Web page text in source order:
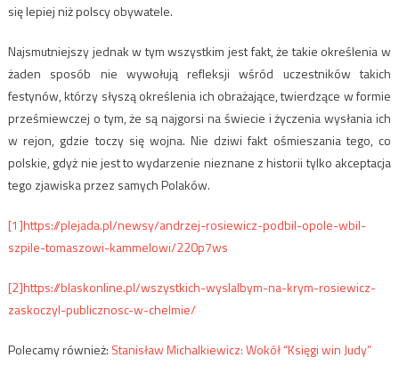
się lepiej niż polscy obywatele.
Najsmutniejszy jednak w tym wszystkim jest fakt, że takie określenia w
żaden sposób nie wywołują refleksji wśród uczestników takich
festynów, którzy słyszą określenia ich obrażające, twierdzące w formie
prześmiewczej o tym, że są najgorsi na świecie i życzenia wysłania ich
w rejon, gdzie toczy się wojna. Nie dziwi fakt ośmieszania tego, co
polskie, gdyż nie jest to wydarzenie nieznane z historii tylko akceptacja
tego zjawiska przez samych Polaków.
[1]https://plejada.pl/newsy/andrzej-rosiewicz-podbil-opole-wbil-
szpile-tomaszowi-kammelowi/220p7ws
[2]https://blaskonline.pl/wszystkich-wyslalbym-na-krym-rosiewicz-
zaskoczyl-publicznosc-w-chelmie/
Polecamy również: Stanisław Michalkiewicz: Wokół “Księgi win Judy”